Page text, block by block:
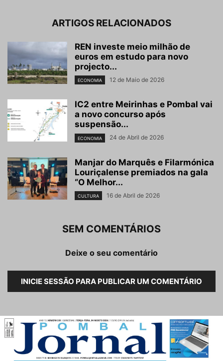
ARTIGOS RELACIONADOS
REN investe meio milhão de
euros em estudo para novo
projecto...
ECONOMIA 12 de Maio de 2026
IC2 entre Meirinhas e Pombal vai
a novo concurso após
suspensão...
ECONOMIA 24 de Abril de 2026
Manjar do Marquês e Filarmónica
Louriçalense premiados na gala
“O Melhor...
CULTURA 16 de Abril de 2026
SEM COMENTÁRIOS
Deixe o seu comentário
INICIE SESSÃO PARA PUBLICAR UM COMENTÁRIO